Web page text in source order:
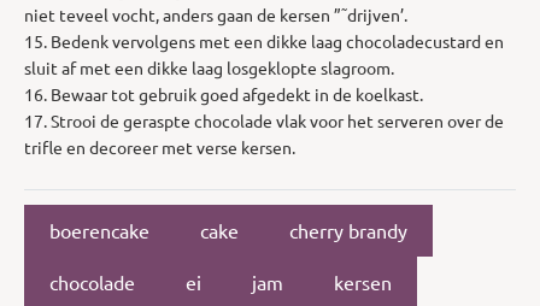
niet teveel vocht, anders gaan de kersen ”˜drijven’.
15. Bedenk vervolgens met een dikke laag chocoladecustard en
sluit af met een dikke laag losgeklopte slagroom.
16. Bewaar tot gebruik goed afgedekt in de koelkast.
17. Strooi de geraspte chocolade vlak voor het serveren over de
trifle en decoreer met verse kersen.
boerencake cake cherry brandy
chocolade ei jam kersen